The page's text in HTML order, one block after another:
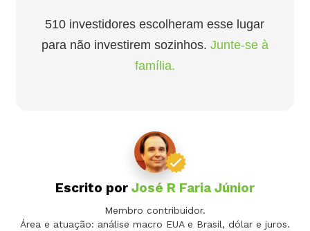
510 investidores escolheram esse lugar
para não investirem sozinhos. Junte-se à
família.
Escrito por José R Faria Júnior
Membro contribuidor.
Área e atuação: análise macro EUA e Brasil, dólar e juros.